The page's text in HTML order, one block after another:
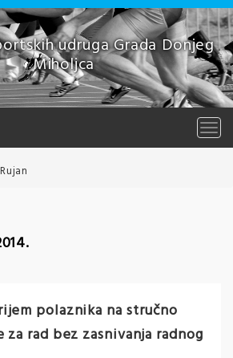
udruga Grada Donjeg
Miholjca
Rujan
polaznika na stručno
rad bez zasnivanja radnog